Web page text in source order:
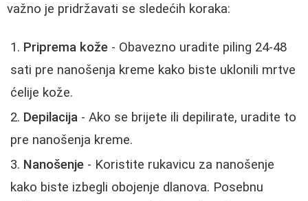
važno je pridržavati se sledećih koraka:
Priprema kože - Obavezno uradite piling 24-48
sati pre nanošenja kreme kako biste uklonili mrtve
ćelije kože.
Depilacija - Ako se brijete ili depilirate, uradite to
pre nanošenja kreme.
Nanošenje - Koristite rukavicu za nanošenje
kako biste izbegli obojenje dlanova. Posebnu